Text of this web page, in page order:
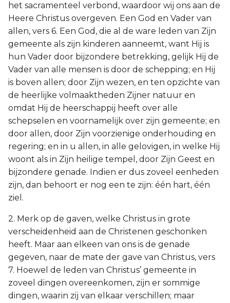
het sacramenteel verbond, waardoor wij ons aan de
Heere Christus overgeven. Een God en Vader van
allen, vers 6. Een God, die al de ware leden van Zijn
gemeente als zijn kinderen aanneemt, want Hij is
hun Vader door bijzondere betrekking, gelijk Hij de
Vader van alle mensen is door de schepping; en Hij
is boven allen; door Zijn wezen, en ten opzichte van
de heerlijke volmaaktheden Zijner natuur en
omdat Hij de heerschappij heeft over alle
schepselen en voornamelijk over zijn gemeente; en
door allen, door Zijn voorzienige onderhouding en
regering; en in u allen, in alle gelovigen, in welke Hij
woont als in Zijn heilige tempel, door Zijn Geest en
bijzondere genade. Indien er dus zoveel eenheden
zijn, dan behoort er nog een te zijn: één hart, één
ziel.
2. Merk op de gaven, welke Christus in grote
verscheidenheid aan de Christenen geschonken
heeft. Maar aan elkeen van ons is de genade
gegeven, naar de mate der gave van Christus, vers
7. Hoewel de leden van Christus’ gemeente in
zoveel dingen overeenkomen, zijn er sommige
dingen, waarin zij van elkaar verschillen; maar